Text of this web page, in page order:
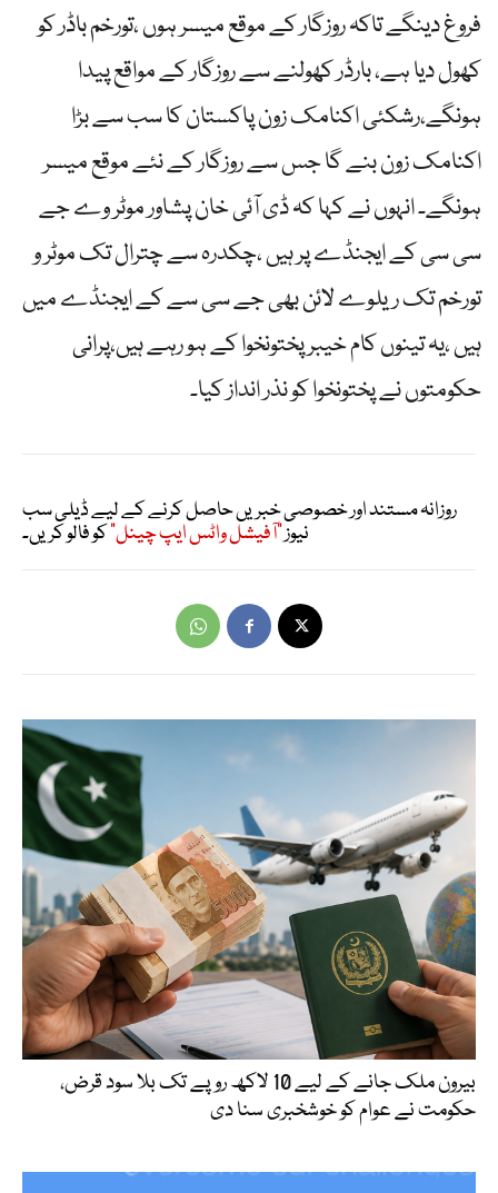
فروغ دینگے تاکہ روزگار کے موقع میسر ہوں ،تورخم باڈر کو
کھول دیا ہے، بارڈر کھولنے سے روزگار کے مواقع پیدا
ہونگے،رشکئی اکنامک زون پاکستان کا سب سے بڑا
اکنامک زون بنے گا جس سے روزگار کے نئے موقع میسر
ہونگے۔ انہوں نے کہا کہ ڈی آئی خان پشاور موٹر وے جے
سی سی کے ایجنڈے پر ہیں ،چکدرہ سے چترال تک موٹر و
تورخم تک ریلوے لائن بھی جے سی سے کے ایجنڈے میں
ہیں ،یہ تینوں کام خیبرپختونخوا کے ہو رہے ہیں،پرانی
حکومتوں نے پختونخوا کو نذر انداز کیا۔
روزانہ مستند اور خصوصی خبریں حاصل کرنے کے لیے ڈیلی سب
نیوز"آفیشل واٹس ایپ چینل"کو فالو کریں۔
بیرون ملک جانے کے لیے 10 لاکھ روپے تک بلا سود قرض،
حکومت نے عوام کو خوشخبری سنا دی